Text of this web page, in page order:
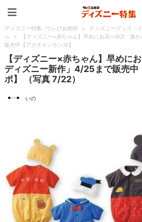
ディズニー特集 -ウレぴあ総研 > ディズニーグッズ・
ム
>
【ディズニー×赤ちゃん】早めにお店へGO!「激
販売中【アカチャンホンポ】
【ディズニー×赤ちゃん】早めに
ディズニー新作」4/25まで販売中
ポ】 （写真 7/22）
いの